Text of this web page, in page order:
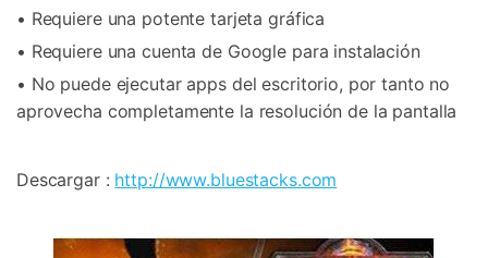
• Requiere una potente tarjeta gráfica
• Requiere una cuenta de Google para instalación
• No puede ejecutar apps del escritorio, por tanto no
aprovecha completamente la resolución de la pantalla
Descargar : http://www.bluestacks.com